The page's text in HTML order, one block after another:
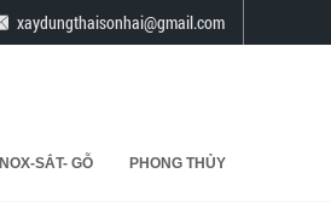
xaydungthaisonhai@gmail.com
INOX-SẮT- GỖ PHONG THỦY